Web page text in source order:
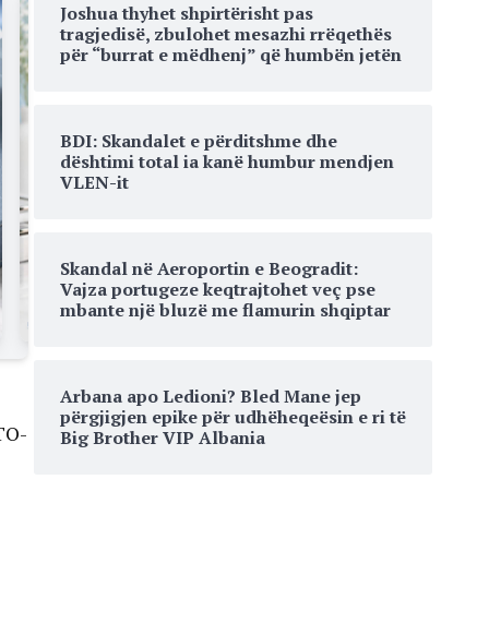
Joshua thyhet shpirtërisht pas
tragjedisë, zbulohet mesazhi rrëqethës
për “burrat e mëdhenj” që humbën jetën
BDI: Skandalet e përditshme dhe
dështimi total ia kanë humbur mendjen
VLEN-it
Skandal në Aeroportin e Beogradit:
Vajza portugeze keqtrajtohet veç pse
mbante një bluzë me flamurin shqiptar
Arbana apo Ledioni? Bled Mane jep
përgjigjen epike për udhëheqeësin e ri të
Big Brother VIP Albania